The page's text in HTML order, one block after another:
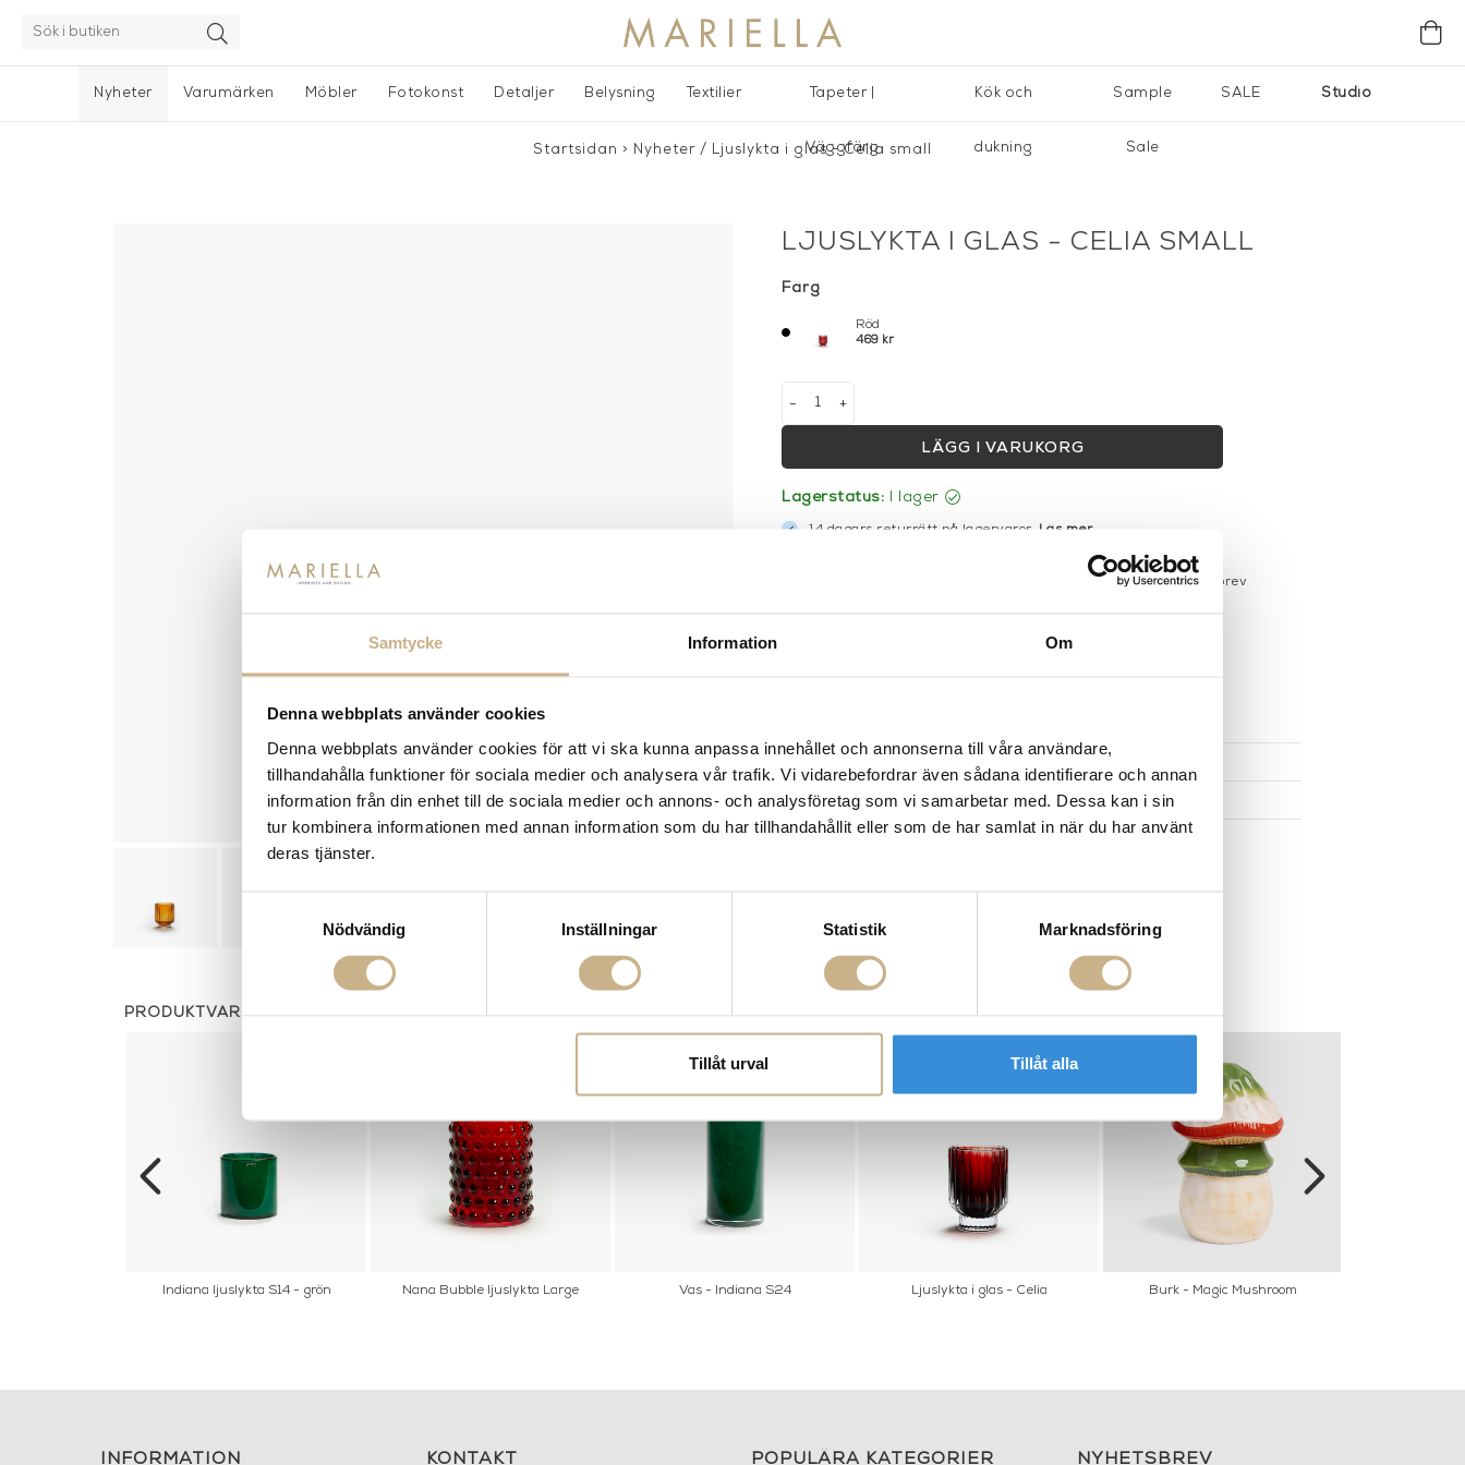
Samtycke Information Om
Denna webbplats använder cookies
Denna webbplats använder cookies för att vi ska kunna anpassa innehållet och annonserna till våra användare,
tillhandahålla funktioner för sociala medier och analysera vår trafik. Vi vidarebefordrar även sådana identifierare och annan
information från din enhet till de sociala medier och annons- och analysföretag som vi samarbetar med. Dessa kan i sin
tur kombinera informationen med annan information som du har tillhandahållit eller som de har samlat in när du har använt
deras tjänster.
Nödvändig
Inställningar Statistik Marknadsföring
Tillåt urval Tillåt alla
Nyheter Studio
Varumärken Möbler Fotokonst Detaljer Belysning Textilier Tapeter |
Väggfärg
Kök och
dukning
Sample
Sale
SALE
Startsidan > Nyheter / Ljuslykta i glas - Celia small
LJUSLYKTA I GLAS - CELIA SMALL
Färg
Röd
469 kr
+
-
LÄGG I VARUKORG
Lagerstatus: I lager
14 dagars returrätt på lagervaror.
Läs mer
Leverans inom 3-5 arbetsdagar på lagervaror
när du registrerar dig för vårt nyhetsbrev
900:- i frakt vid köp av större möbler
SPECIFIKATIONER
PRODUKTVARIANTER
Indiana ljuslykta S14 - grön Nana Bubble ljuslykta Large Vas - Indiana S24 Ljuslykta i glas - Celia Burk - Magic Mushroom
INFORMATION KONTAKT POPULÄRA KATEGORIER NYHETSBREV